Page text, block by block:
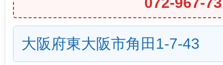
大阪府東大阪市角田1-7-43